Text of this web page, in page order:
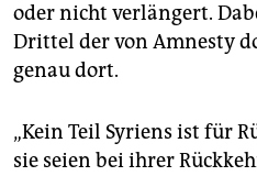
oder nicht verlängert.
Drittel der von Amnesty
genau dort.
„Kein Teil Syriens ist für
sie seien bei ihrer